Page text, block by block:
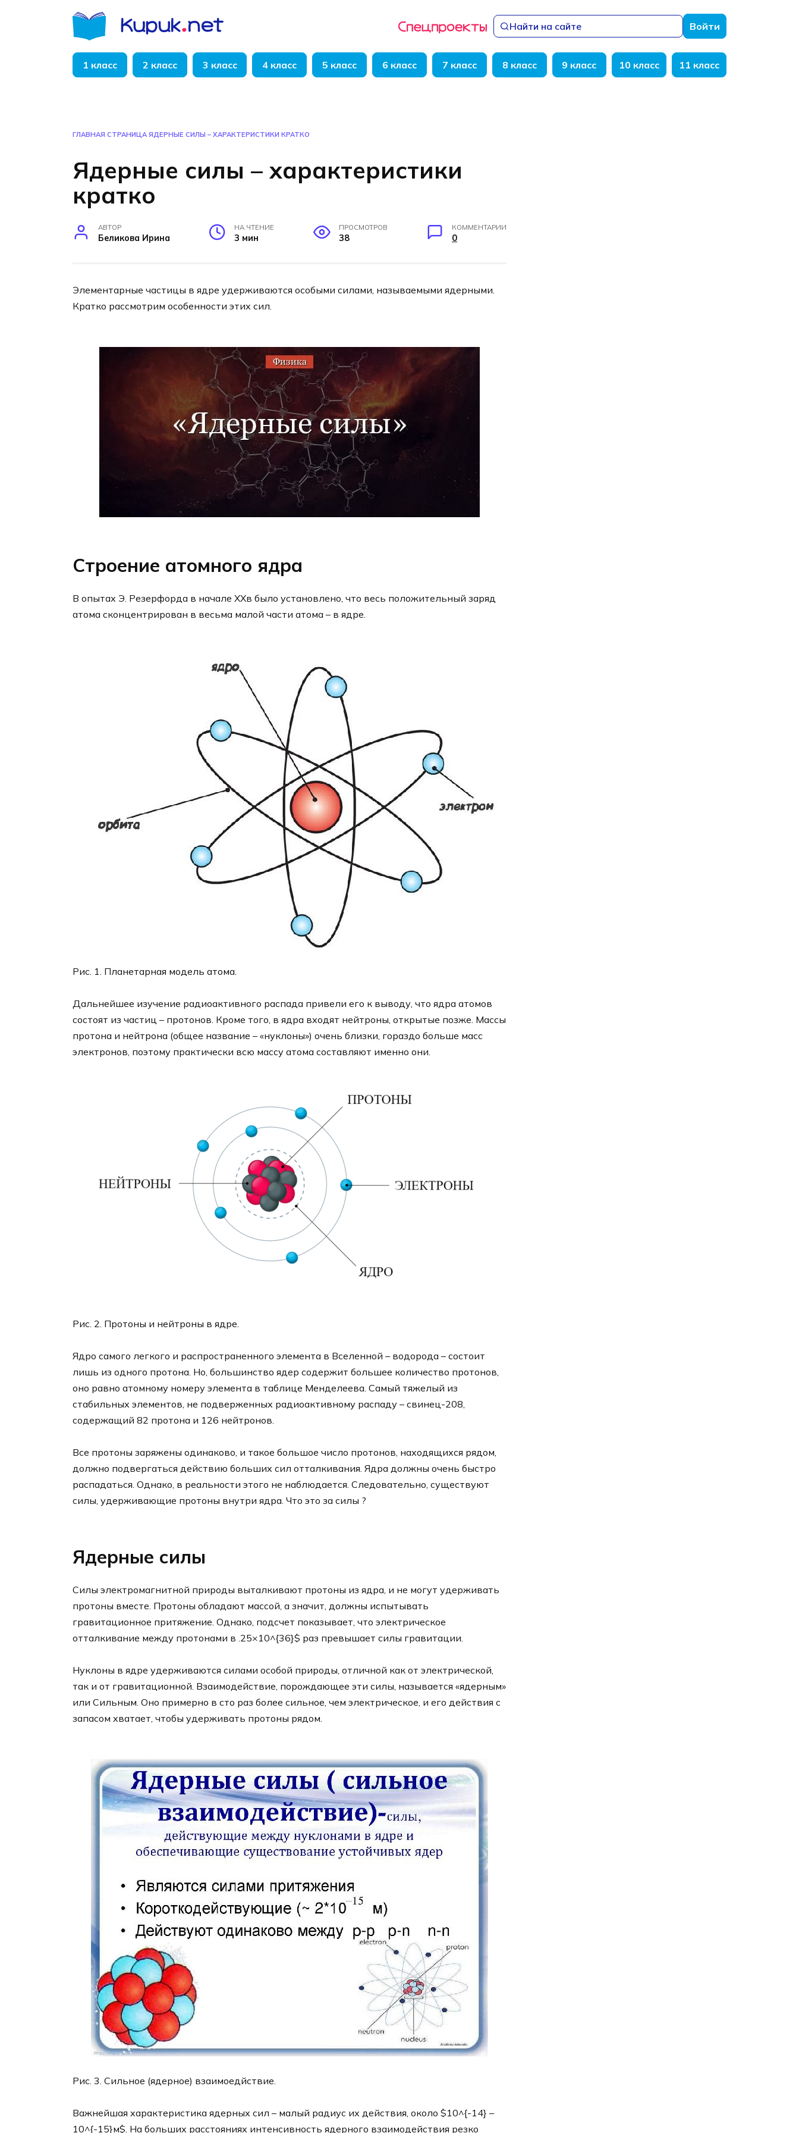
Найти на сайте Войти
1 класс 2 класс 3 класс 4 класс 5 класс 6 класс 7 класс 8 класс 9 класс 10 класс 11 класс
ГЛАВНАЯ СТРАНИЦА ЯДЕРНЫЕ СИЛЫ – ХАРАКТЕРИСТИКИ КРАТКО
Ядерные силы – характеристики
кратко
АВТОР
Беликова Ирина
НА ЧТЕНИЕ
3 мин
ПРОСМОТРОВ
38
КОММЕНТАРИИ
0
Элементарные частицы в ядре удерживаются особыми силами, называемыми ядерными.
Кратко рассмотрим особенности этих сил.
Строение атомного ядра
В опытах Э. Резерфорда в начале XXв было установлено, что весь положительный заряд
атома сконцентрирован в весьма малой части атома – в ядре.
Рис. 1. Планетарная модель атома.
Дальнейшее изучение радиоактивного распада привели его к выводу, что ядра атомов
состоят из частиц – протонов. Кроме того, в ядра входят нейтроны, открытые позже. Массы
протона и нейтрона (общее название – «нуклоны») очень близки, гораздо больше масс
электронов, поэтому практически всю массу атома составляют именно они.
Рис. 2. Протоны и нейтроны в ядре.
Ядро самого легкого и распространенного элемента в Вселенной – водорода – состоит
лишь из одного протона. Но, большинство ядер содержит большее количество протонов,
оно равно атомному номеру элемента в таблице Менделеева. Самый тяжелый из
стабильных элементов, не подверженных радиоактивному распаду – свинец-208,
содержащий 82 протона и 126 нейтронов.
Все протоны заряжены одинаково, и такое большое число протонов, находящихся рядом,
должно подвергаться действию больших сил отталкивания. Ядра должны очень быстро
распадаться. Однако, в реальности этого не наблюдается. Следовательно, существуют
силы, удерживающие протоны внутри ядра. Что это за силы ?
Ядерные силы
Силы электромагнитной природы выталкивают протоны из ядра, и не могут удерживать
протоны вместе. Протоны обладают массой, а значит, должны испытывать
гравитационное притяжение. Однако, подсчет показывает, что электрическое
отталкивание между протонами в .25×10^{36}$ раз превышает силы гравитации.
Нуклоны в ядре удерживаются силами особой природы, отличной как от электрической,
так и от гравитационной. Взаимодействие, порождающее эти силы, называется «ядерным»
или Сильным. Оно примерно в сто раз более сильное, чем электрическое, и его действия с
запасом хватает, чтобы удерживать протоны рядом.
Рис. 3. Сильное (ядерное) взаимоедйствие.
Важнейшая характеристика ядерных сил – малый радиус их действия, около $10^{-14} –
10^{-15}м$. На больших расстояниях интенсивность ядерного взаимодействия резко